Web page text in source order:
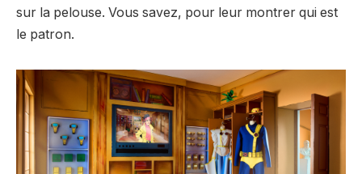
sur la pelouse. Vous savez, pour leur montrer qui est
le patron.